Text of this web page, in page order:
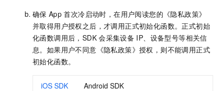
确保 App 首次冷启动时，在用户阅读您的《隐私政策》
并取得用户授权之后，才调用正式初始化函数。正式初始
化函数调用后，SDK 会采集设备 IP、设备型号等相关信
息。如果用户不同意《隐私政策》授权，则不能调用正式
初始化函数。
iOS SDK Android SDK